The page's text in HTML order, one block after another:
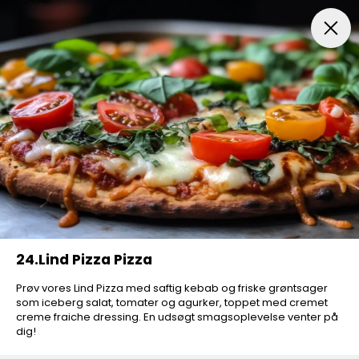
Pizza Salat Pizza Nachos Pizza Gourmet Pizza
24.Lind Pizza Pizza
Prøv vores Lind Pizza med saftig kebab og friske grøntsager
som iceberg salat, tomater og agurker, toppet med cremet
creme fraiche dressing. En udsøgt smagsoplevelse venter på
dig!